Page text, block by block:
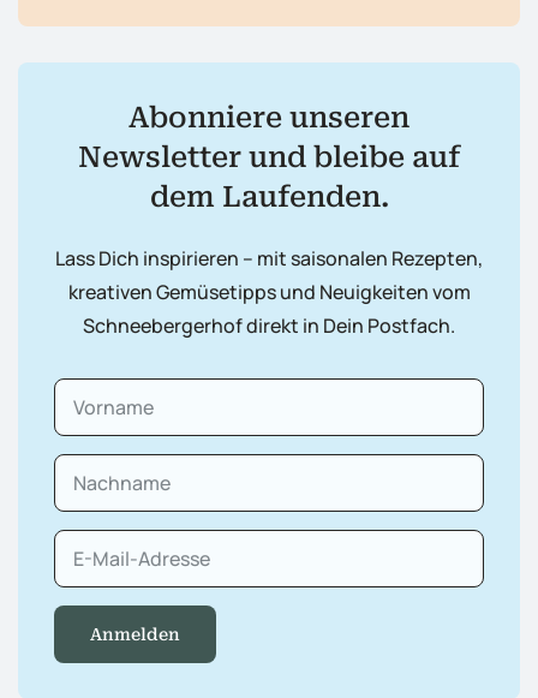
Abonniere unseren
Newsletter und bleibe auf
dem Laufenden.
Lass Dich inspirieren – mit saisonalen Rezepten,
kreativen Gemüsetipps und Neuigkeiten vom
Schneebergerhof direkt in Dein Postfach.
Anmelden